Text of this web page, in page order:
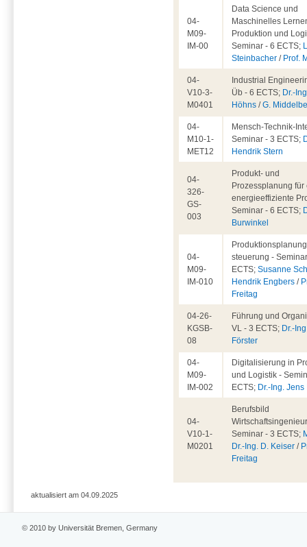
04-
M09-
IM-00
Data Science und
Maschinelles
Produktion und
Seminar - 6 ECTS;
Steinbacher / Prof.
04-
V10-3-
M0401
Industrial
Üb - 6 ECTS; Dr.-
Höhns /G.
04-
M10-1-
MET12
Mensch-Technik-
Seminar - 3 ECTS;
Hendrik Stern
04-
326-
GS-
003
Produkt- und
Prozessplanung für
energieeffiziente
Seminar - 6 ECTS;
Burwinkel
04-
M09-
IM-010
steuerung -
ECTS;Susanne
Hendrik Engbers /
Freitag
04-26-
KGSB-
08
Führung und
VL - 3 ECTS; Dr.-
Förster
04-
M09-
IM-002
Digitalisierung in
und Logistik -
ECTS; Dr.-Ing. Jens
04-
V10-1-
M0201
Berufsbild
Seminar - 3 ECTS;
Dr.-Ing. D. Keiser /
Freitag
aktualisiert am 04.09.2025
© 2010 by Universität Bremen, Germany